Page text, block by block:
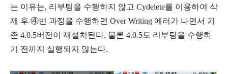
는 이유는, 리부팅을 수행하지 않고 Cydelete를 이용하여 삭
제 후 ④번 과정을 수행하면 Over Writing 에러가 나면서 기
존 4.0.5버전이 재설치된다. 물론 4.0.5도 리부팅을 수행하
기 전까지 실행되지 않는다.